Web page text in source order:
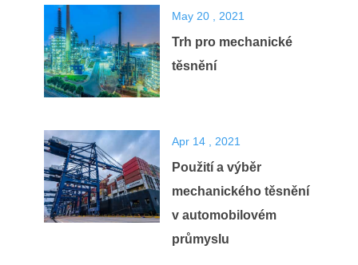
May 20 , 2021
Trh pro mechanické
těsnění
Apr 14 , 2021
Použití a výběr
mechanického těsnění
v automobilovém
průmyslu